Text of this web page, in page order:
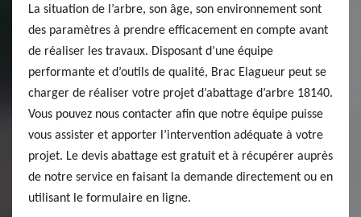
La situation de l’arbre, son âge, son environnement sont
des paramètres à prendre efficacement en compte avant
de réaliser les travaux. Disposant d’une équipe
performante et d’outils de qualité, Brac Elagueur peut se
charger de réaliser votre projet d’abattage d’arbre 18140.
Vous pouvez nous contacter afin que notre équipe puisse
vous assister et apporter l’intervention adéquate à votre
projet. Le devis abattage est gratuit et à récupérer auprès
de notre service en faisant la demande directement ou en
utilisant le formulaire en ligne.